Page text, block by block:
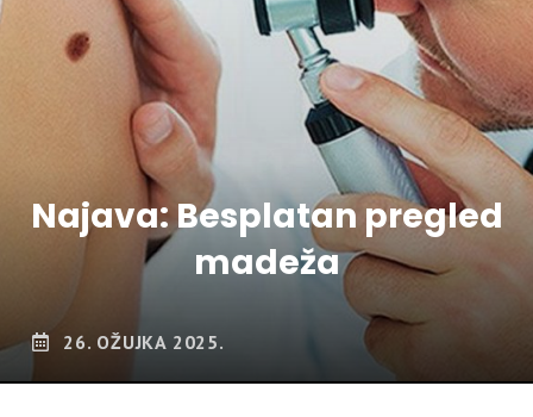
Najava: Besplatan pregled
madeža
26. OŽUJKA 2025.